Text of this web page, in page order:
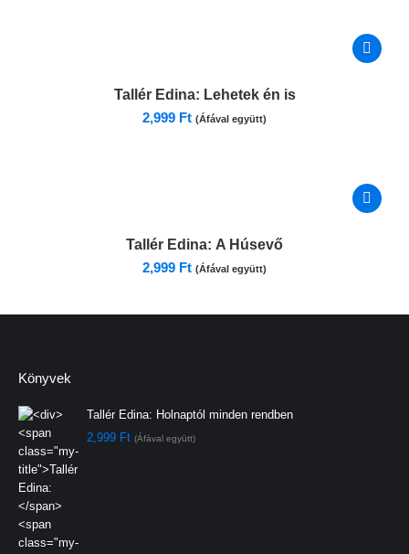
Tallér Edina: Lehetek én is
2,999 Ft (Áfával együtt)
Tallér Edina: A Húsevő
2,999 Ft (Áfával együtt)
Könyvek
Tallér Edina: Holnaptól minden rendben
2,999 Ft (Áfával együtt)